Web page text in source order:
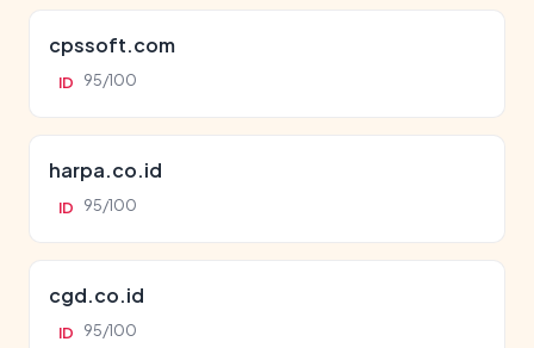
cpssoft.com
ID 95/100
harpa.co.id
ID 95/100
cgd.co.id
ID 95/100